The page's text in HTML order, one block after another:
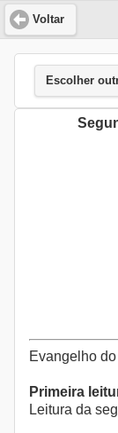
Voltar
Escolher
Evangelho
Primeira
Leitura da